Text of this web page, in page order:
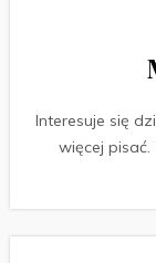
Interesuje się
więcej